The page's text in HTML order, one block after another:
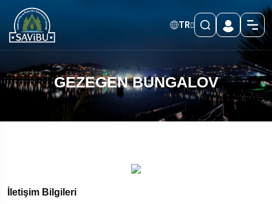
TR
GEZEGEN BUNGALOV
İletişim Bilgileri